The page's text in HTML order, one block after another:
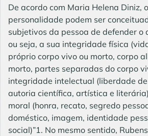
De acordo com Maria Helena Diniz,
personalidade podem ser
subjetivos da pessoa de defender o
ou seja, a sua integridade física
próprio corpo vivo ou morto, corpo
morto, partes separadas do corpo
integridade intelectual (liberdade
autoria científica, artística e
moral (honra, recato, segredo
doméstico, imagem, identidade
social)”1. No mesmo sentido,